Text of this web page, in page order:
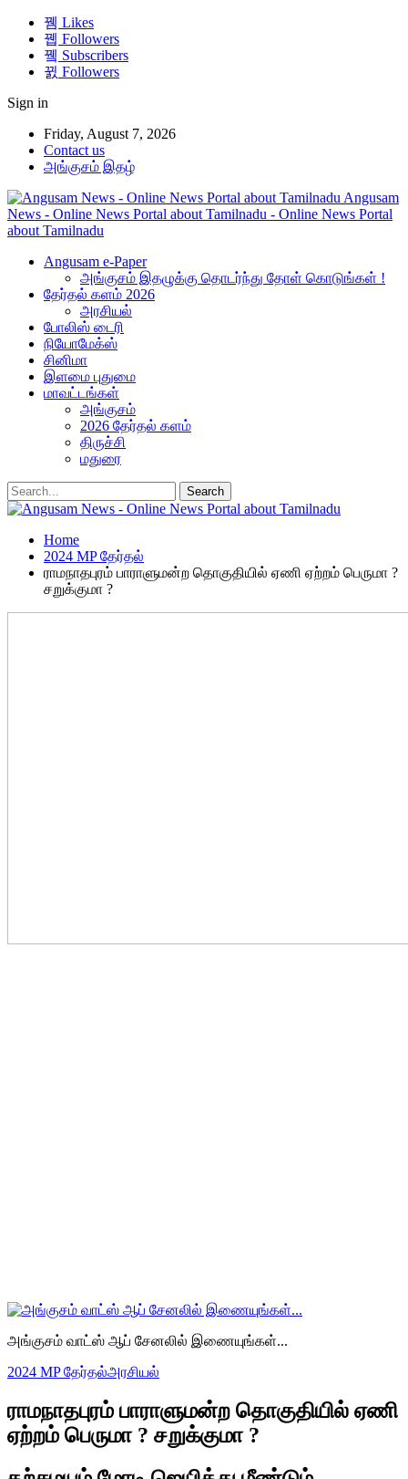
Likes
Followers
Subscribers
Followers
Sign in
Friday, August 7, 2026
Contact us
அங்குசம் இதழ்
Angusam
News - Online News Portal about Tamilnadu - Online News Portal
about Tamilnadu
Angusam e-Paper
அங்குசம் இதழுக்கு தொடர்ந்து தோள் கொடுங்கள் !
தேர்தல் களம் 2026
அரசியல்
போலிஸ் டைரி
நியோமேக்ஸ்
சினிமா
இளமை புதுமை
மாவட்டங்கள்
அங்குசம்
2026 தேர்தல் களம்
திருச்சி
மதுரை
Home
2024 MP தேர்தல்
ராமநாதபுரம் பாராளுமன்ற தொகுதியில் ஏணி ஏற்றம் பெருமா ?
சறுக்குமா ?
அங்குசம் வாட்ஸ் ஆப் சேனலில் இணையுங்கள்...
2024 MP தேர்தல்அரசியல்
ராமநாதபுரம் பாராளுமன்ற தொகுதியில் ஏணி
ஏற்றம் பெருமா ? சறுக்குமா ?